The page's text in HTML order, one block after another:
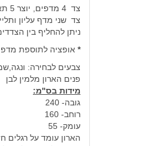
צד 4 מדפים, יוצר 5 תאי איחסון.
צד שני מדף עליון
ניתן להחליף בין
* אופציה לתוספת מדפים כל מדף
צבעים לבחירה:
פנים הארון מלמין לבן
מידות בס"מ:
גובה- 240
רוחב- 160
עומק- 55
הארון עומד על רגלים